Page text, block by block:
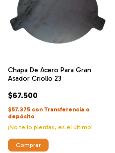
Chapa De Acero Para Gran
Asador Criollo 23
$67.500
$57.375 con Transferencia o
depósito
¡No te lo pierdas, es el último!